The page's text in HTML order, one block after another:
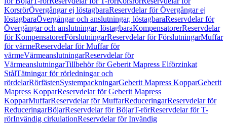
KorsrörÖvergångar ej löstagbaraReservdelar för Övergångar ej
löstagbaraÖvergångar och anslutningar, löstagbaraReservdelar för
Övergångar och anslutningar, löstagbaraKompensatorerReservdelar
för KompensatorerFörslutningarReservdelar för FörslutningarMuffar
för värmeReservdelar för Muffar för
värmeVärmeanslutningarReservdelar för
VärmeanslutningarTillbehör för Geberit Mapress Elförzinkat
StålTätningar för rörledningar och
rördelarRörfästenSystempackningarGeberit Mapress KopparGeberit
Mapress KopparReservdelar för Geberit Mapress
KopparMuffarReservdelar för MuffarReduceringarReservdelar för
ReduceringarBöjarReservdelar för BöjarT-rörReservdelar för T-
rörInvändig cirkulationReservdelar för Invändig